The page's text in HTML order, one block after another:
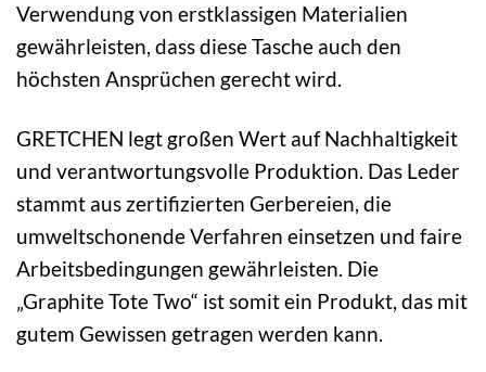
Verwendung von erstklassigen Materialien
gewährleisten, dass diese Tasche auch den
höchsten Ansprüchen gerecht wird.
GRETCHEN legt großen Wert auf Nachhaltigkeit
und verantwortungsvolle Produktion. Das Leder
stammt aus zertifizierten Gerbereien, die
umweltschonende Verfahren einsetzen und faire
Arbeitsbedingungen gewährleisten. Die
„Graphite Tote Two“ ist somit ein Produkt, das mit
gutem Gewissen getragen werden kann.